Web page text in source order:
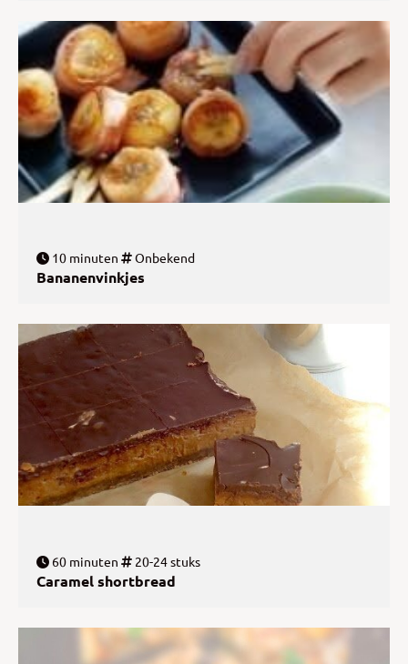
10 minuten Onbekend
Bananenvinkjes
60 minuten 20-24 stuks
Caramel shortbread